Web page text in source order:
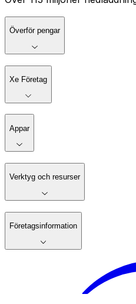
Överför pengar
Xe Företag
Appar
Verktyg och resurser
Företagsinformation